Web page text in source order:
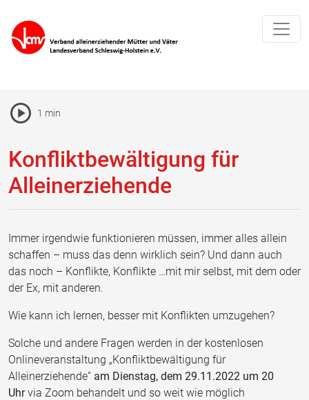
Vorlesen Icon
Pause Icon
1 min
Konfliktbewältigung für
Alleinerziehende
Immer irgendwie funktionieren müssen, immer alles allein
schaffen – muss das denn wirklich sein? Und dann auch
das noch – Konflikte, Konflikte …mit mir selbst, mit dem oder
der Ex, mit anderen.
Wie kann ich lernen, besser mit Konflikten umzugehen?
Solche und andere Fragen werden in der kostenlosen
Onlineveranstaltung „Konfliktbewältigung für
Alleinerziehende“ am Dienstag, dem 29.11.2022 um 20
Uhrvia Zoom behandelt und so weit wie möglich